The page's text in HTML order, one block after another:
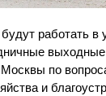
работать
по
и